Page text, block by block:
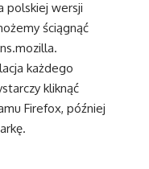
polskiej wersji
ściągnąć
każdego
kliknąć
Firefox, później